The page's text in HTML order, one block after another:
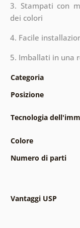
3. Stampati con
dei colori
4. Facile
5. Imballati in una
Categoria
Posizione
Tecnologia
Colore
Numero di parti
Vantaggi USP